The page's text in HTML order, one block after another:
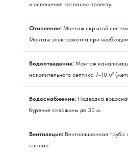
и освещения согласно проекту.
Отопление: Монтаж скрытой
Монтаж электрокотла при
Водоотведение: Монтаж
накопительного септика 7–10 м³
Водоснабжение: Подводка
бурение скважины до 30 м.
Вентиляция: Вентиляционная
клапан.